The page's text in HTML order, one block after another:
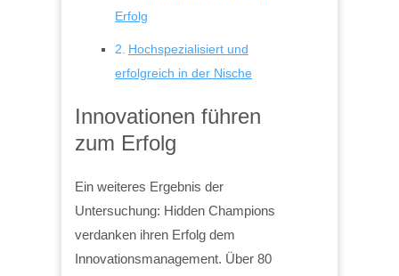
Erfolg
Hochspezialisiert und
erfolgreich in der Nische
Innovationen führen
zum Erfolg
Ein weiteres Ergebnis der
Untersuchung: Hidden Champions
verdanken ihren Erfolg dem
Innovationsmanagement. Über 80